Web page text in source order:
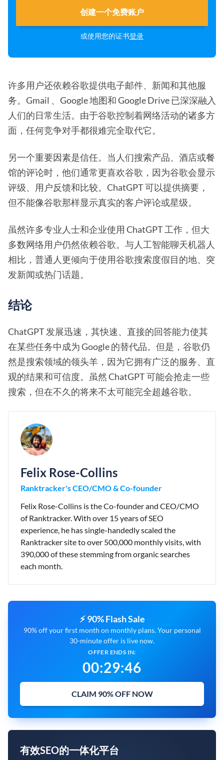
创建一个免费账户
或使用您的证书登录
许多用户还依赖谷歌提供电子邮件、新闻和其他服
务。Gmail 、Google 地图和 Google Drive 已深深融入
人们的日常生活。由于谷歌控制着网络活动的诸多方
面，任何竞争对手都很难完全取代它。
另一个重要因素是信任。当人们搜索产品、酒店或餐
馆的评论时，他们通常更喜欢谷歌，因为谷歌会显示
评级、用户反馈和比较。ChatGPT 可以提供摘要，
但不能像谷歌那样显示真实的客户评论或星级。
虽然许多专业人士和企业使用 ChatGPT 工作，但大
多数网络用户仍然依赖谷歌。与人工智能聊天机器人
相比，普通人更倾向于使用谷歌搜索度假目的地、突
发新闻或热门话题。
结论
ChatGPT 发展迅速，其快速、直接的回答能力使其
在某些任务中成为 Google 的替代品。但是，谷歌仍
然是搜索领域的领头羊，因为它拥有广泛的服务、直
观的结果和可信度。虽然 ChatGPT 可能会抢走一些
搜索，但在不久的将来不太可能完全超越谷歌。
Felix Rose-Collins
Ranktracker's CEO/CMO & Co-founder
Felix Rose-Collins is the Co-founder and CEO/CMO
of Ranktracker. With over 15 years of SEO
experience, he has single-handedly scaled the
Ranktracker site to over 500,000 monthly visits, with
390,000 of these stemming from organic searches
each month.
⚡ 90% Flash Sale
90% off your first month on monthly plans. Your personal
30-minute offer is live now.
OFFER ENDS IN:
00:29:45
CLAIM 90% OFF NOW
有效SEO的一体化平台